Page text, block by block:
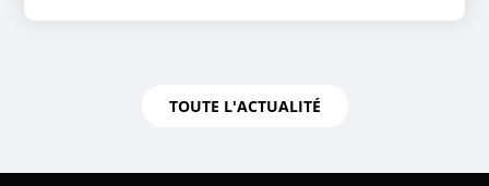
TOUTE L'ACTUALITÉ